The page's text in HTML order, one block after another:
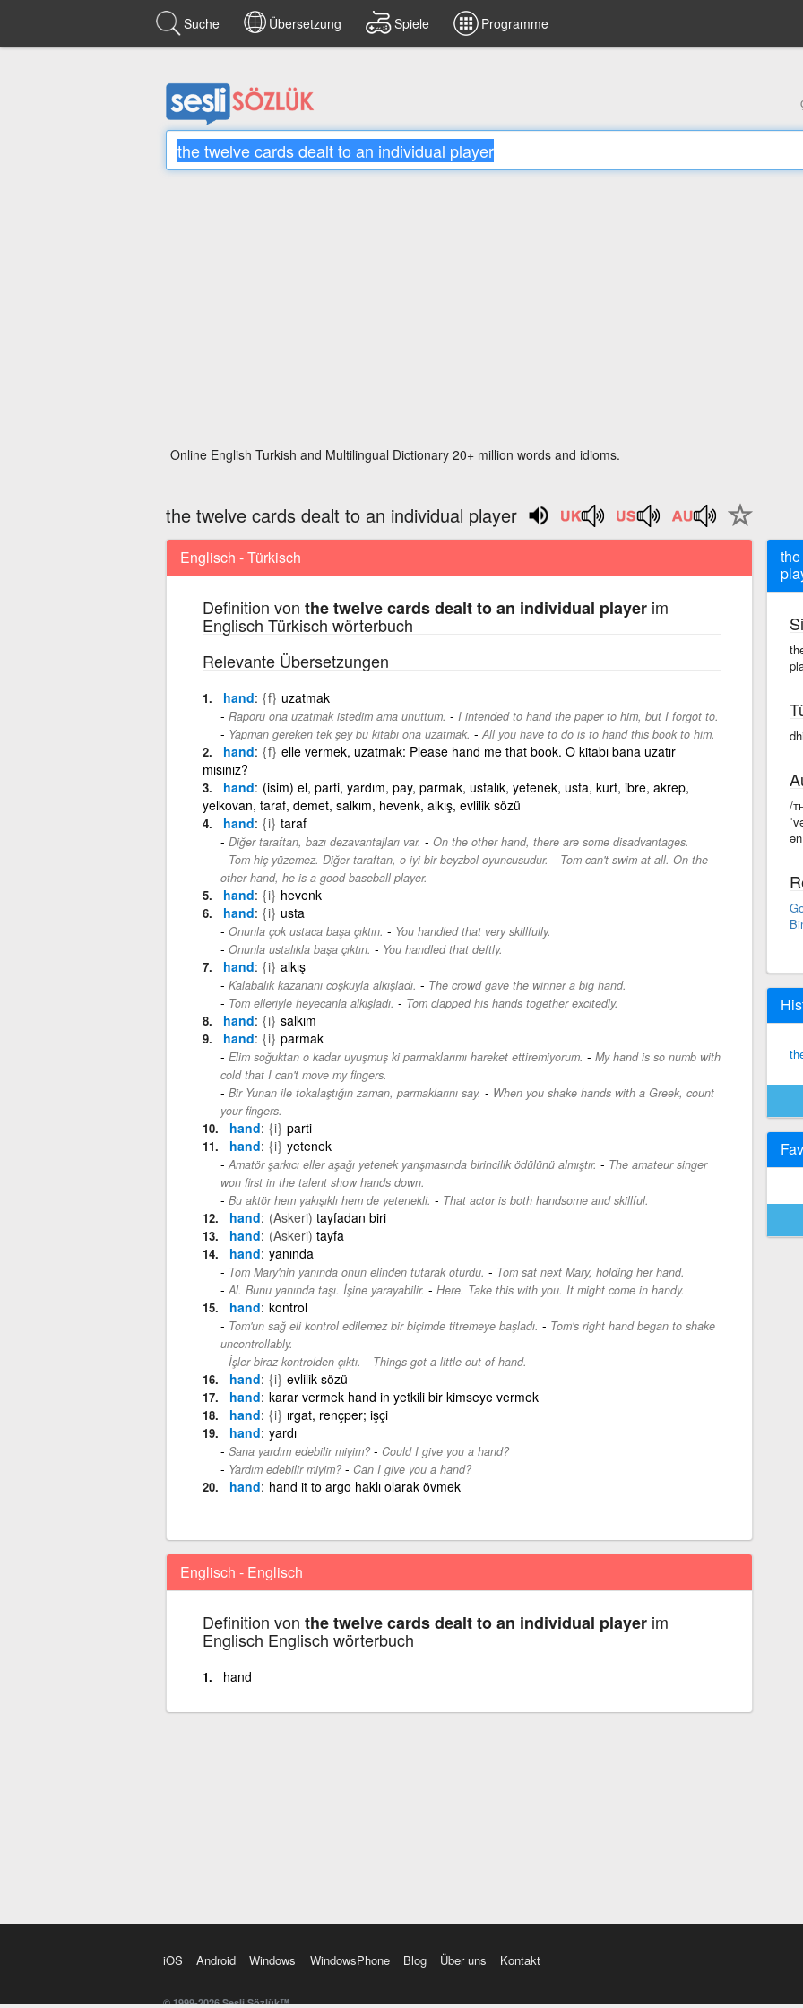
Suche Übersetzung Spiele Programme
Online English Turkish and Multilingual Dictionary 20+ million words and idioms.
the twelve cards dealt to an individual player
Englisch - Türkisch
Definition von the twelve cards dealt to an individual playerim
Englisch Türkisch wörterbuch
Relevante Übersetzungen
hand {f} uzatmak
Raporu ona uzatmak istedim ama unuttum. - I intended to hand the paper to him, but I forgot to.
Yapman gereken tek şey bu kitabı ona uzatmak. - All you have to do is to hand this book to him.
hand {f} elle vermek, uzatmak: Please hand me that book. O kitabı bana uzatır
mısınız?
hand (isim) el, parti, yardım, pay, parmak, ustalık, yetenek, usta, kurt, ibre, akrep,
yelkovan, taraf, demet, salkım, hevenk, alkış, evlilik sözü
hand {i} taraf
Diğer taraftan, bazı dezavantajları var. - On the other hand, there are some disadvantages.
Tom hiç yüzemez. Diğer taraftan, o iyi bir beyzbol oyuncusudur. - Tom can't swim at all. On the
other hand, he is a good baseball player.
hand {i} hevenk
hand {i} usta
Onunla çok ustaca başa çıktın. - You handled that very skillfully.
Onunla ustalıkla başa çıktın. - You handled that deftly.
hand {i} alkış
Kalabalık kazananı coşkuyla alkışladı. - The crowd gave the winner a big hand.
Tom elleriyle heyecanla alkışladı. - Tom clapped his hands together excitedly.
hand {i} salkım
hand {i} parmak
Elim soğuktan o kadar uyuşmuş ki parmaklarımı hareket ettiremiyorum. - My hand is so numb with
cold that I can't move my fingers.
Bir Yunan ile tokalaştığın zaman, parmaklarını say. - When you shake hands with a Greek, count
your fingers.
hand {i} parti
hand {i} yetenek
Amatör şarkıcı eller aşağı yetenek yarışmasında birincilik ödülünü almıştır. - The amateur singer
won first in the talent show hands down.
Bu aktör hem yakışıklı hem de yetenekli. - That actor is both handsome and skillful.
hand (Askeri) tayfadan biri
hand (Askeri) tayfa
hand yanında
Tom Mary'nin yanında onun elinden tutarak oturdu. - Tom sat next Mary, holding her hand.
Al. Bunu yanında taşı. İşine yarayabilir. - Here. Take this with you. It might come in handy.
hand kontrol
Tom'un sağ eli kontrol edilemez bir biçimde titremeye başladı. - Tom's right hand began to shake
uncontrollably.
İşler biraz kontrolden çıktı. - Things got a little out of hand.
hand {i} evlilik sözü
hand karar vermek hand in yetkili bir kimseye vermek
hand {i} ırgat, rençper; işçi
hand yardı
Sana yardım edebilir miyim?- Could I give you a hand?
Yardım edebilir miyim?- Can I give you a hand?
hand hand it to argo haklı olarak övmek
Englisch - Englisch
Definition von the twelve cards dealt to an individual playerim
Englisch Englisch wörterbuch
hand
/
iOS Android Windows WindowsPhone Blog Über uns Kontakt
© 1999-2026 Sesli Sözlük™